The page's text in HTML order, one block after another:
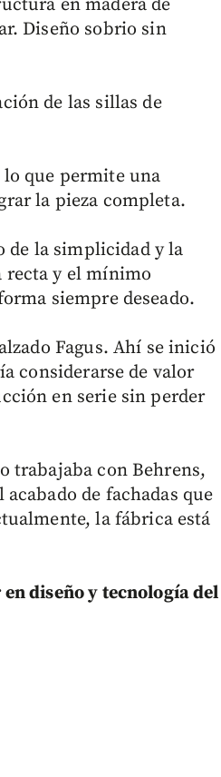
en madera de
Diseño sobrio sin
de las sillas de
lo que permite una
la pieza completa.
de la simplicidad y la
recta y el mínimo
siempre deseado.
Fagus. Ahí se inició
considerarse de valor
en serie sin perder
trabajaba con Behrens,
de fachadas que
la fábrica está
diseño y tecnología del